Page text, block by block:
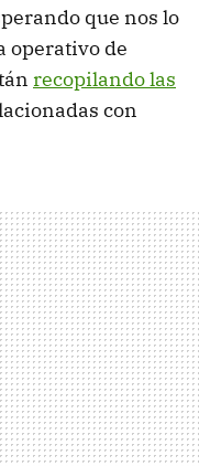
que nos lo
operativo de
recopilando las
con